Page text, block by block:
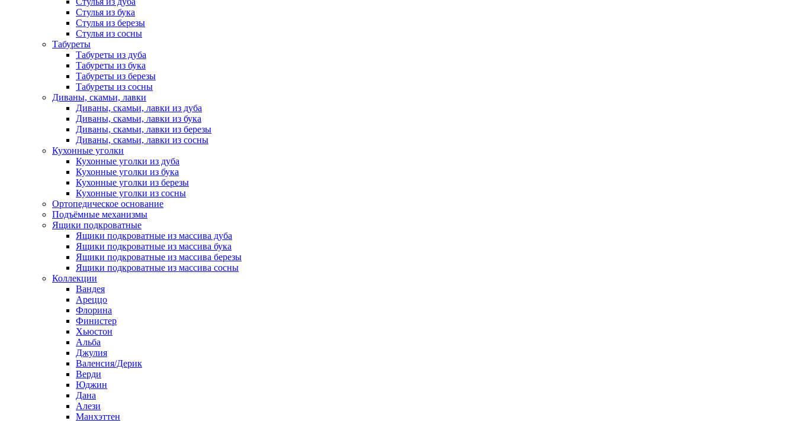
Стулья из бука
Стулья из березы
Стулья из сосны
Табуреты
Табуреты из дуба
Табуреты из бука
Табуреты из березы
Табуреты из сосны
Диваны, скамьи, лавки
Диваны, скамьи, лавки из дуба
Диваны, скамьи, лавки из бука
Диваны, скамьи, лавки из березы
Диваны, скамьи, лавки из сосны
Кухонные уголки
Кухонные уголки из дуба
Кухонные уголки из бука
Кухонные уголки из березы
Кухонные уголки из сосны
Ортопедическое основание
Подъёмные механизмы
Ящики подкроватные
Ящики подкроватные из массива дуба
Ящики подкроватные из массива бука
Ящики подкроватные из массива березы
Ящики подкроватные из массива сосны
Коллекции
Вандея
Ареццо
Флорина
Финистер
Хьюстон
Альба
Джулия
Валенсия/Дерик
Верди
Юджин
Дана
Алези
Манхэттен